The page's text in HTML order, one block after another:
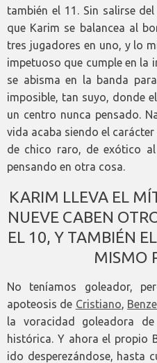
también el 11. Sin salirse
que Karim se balancea al
tres jugadores en uno, y lo
impetuoso que cumple en la
se abisma en la banda
imposible, tan suyo, donde
un centro nunca pensado.
vida acaba siendo el
de chico raro, de exótico
pensando en otra cosa.
KARIM LLEVA EL
NUEVE CABEN
EL 10, Y TAMBIÉN
MISMO
No teníamos goleador,
apoteosis de Cristiano,
la voracidad goleadora
histórica. Y ahora el propio
ido desperezándose, hasta